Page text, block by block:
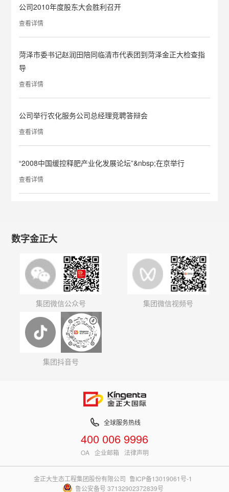
公司2010年度股东大会胜利召开
查看详情
菏泽市委书记赵润田陪同临清市代表团到菏泽金正大检查指
导
查看详情
公司举行农化服务公司总经理竞聘答辩会
查看详情
“2008中国缓控释肥产业化发展论坛”&nbsp;在京举行
查看详情
数字金正大
集团微信公众号 集团微信视频号
集团抖音号
全球服务热线
400 006 9996
OA 企业邮箱 法律声明
金正大生态工程集团股份有限公司 鲁ICP备13019061号-1
鲁公安备号 37132902372839号